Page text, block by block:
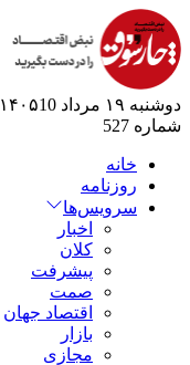
دوشنبه ۱۹ مرداد ۱۴۰۵ 10 2026August
شماره 527
خانه
روزنامه
سرویس‌ها
اخبار
کلان
پیشرفت
صمت
اقتصاد جهان
بازار
مجازی